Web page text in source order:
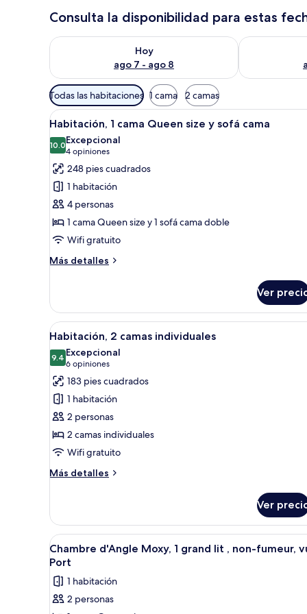
Consulta la disponibilidad para estas
Hoy
ago 7 - ago 8
Consulta la disponibilidad para hoy ago 7 - ago 8
Consulta la
Filtros
disponibles
para
las
habitaciones
Todas las habitaciones 1 cama 2 camas
Abrir
todas
las
fotos
de
Habitación,
1
cama
Queen
size
cama
Habitación de hotel moderna
9
Habitación, 1 cama Queen size y sofá cama
10.010.0 de 10
Excepcional
4 opiniones
(4
opiniones)
248 pies cuadrados
1 habitación
4 personas
1 cama Queen size y 1 sofá cama doble
Wifi gratuito
Más detalles
Más
1
cama
Queen
size
y
sofá
cama
Ver
Abrir
todas
las
fotos
de
Habitación,
2
camas
individuales
Habitación de hotel con dos
8
Habitación, 2 camas individuales
9.49.4 de 10
Excepcional
6 opiniones
(6
opiniones)
183 pies cuadrados
1 habitación
2 personas
2 camas individuales
Wifi gratuito
Más detalles
Más
2
camas
individuales
Ver
Abrir
todas
las
fotos
de
Habitación de hotel con dos
5
Chambre d'Angle Moxy, 1 grand lit , non-fumeur,
Port
1 habitación
2 personas